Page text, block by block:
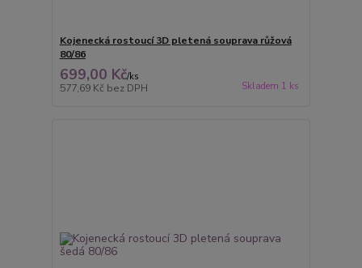
Kojenecká rostoucí 3D pletená souprava růžová
80/86
699,00 Kč/ks
577,69 Kč bez DPH Skladem 1 ks